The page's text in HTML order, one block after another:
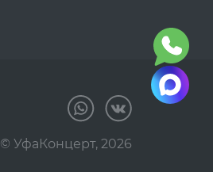
© УфаКонцерт, 2026